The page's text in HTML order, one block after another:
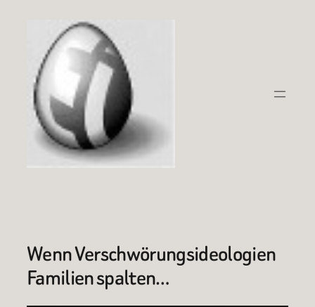
springen
Wenn Verschwörungsideologien
Familien spalten…